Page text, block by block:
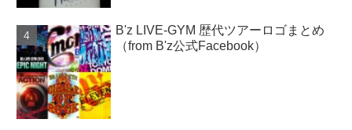
B'z LIVE-GYM 歴代ツアーロゴまとめ
（from B'z公式Facebook）